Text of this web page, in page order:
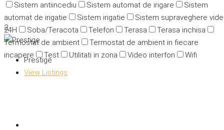
Sistem antiincediu
Sistem automat de irigare
Sistem
automat de irigatie
Sistem irigatie
Sistem supraveghere
24H
Soba/Teracota Telefon Terasa
Terasa inchisa
Termostat de ambient
Termostat de ambient in fiecare
incapere
Test Utilitati in zona Video interfon Wifi
2
Prestige
View Listings